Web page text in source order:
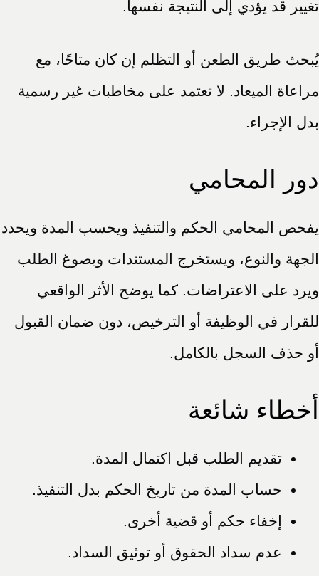
تغيير قد يؤدي إلى النتيجة نفسها.
يُبحث طريق الطعن أو التظلم إن كان متاحًا، مع
مراعاة الميعاد. لا تعتمد على مخاطبات غير رسمية
بدل الإجراء.
دور المحامي
يفحص المحامي الحكم والتنفيذ ويحسب المدة ويحدد
الجهة والنوع، ويستخرج المستندات ويصوغ الطلب
ويرد على الاعتراضات. كما يوضح الأثر الواقعي
للقرار في الوظيفة أو الترخيص، دون ضمان القبول
أو حذف السجل بالكامل.
أخطاء شائعة
تقديم الطلب قبل اكتمال المدة.
حساب المدة من تاريخ الحكم بدل التنفيذ.
إخفاء حكم أو قضية أخرى.
عدم سداد الحقوق أو توثيق السداد.